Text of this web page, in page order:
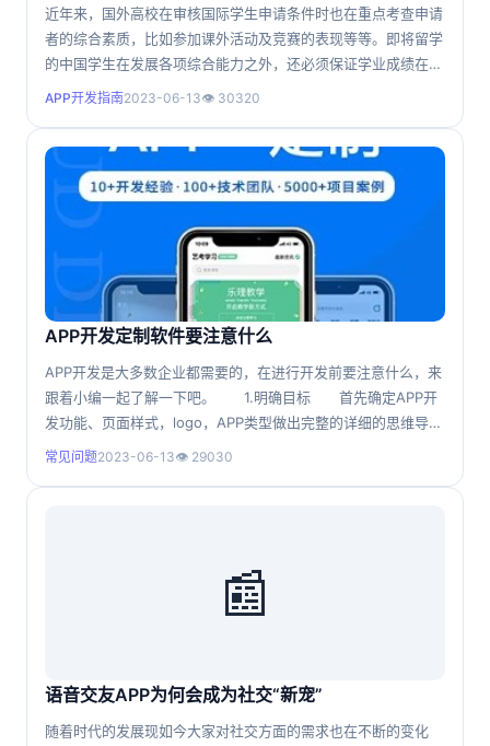
近年来，国外高校在审核国际学生申请条件时也在重点考查申请
者的综合素质，比如参加课外活动及竞赛的表现等等。即将留学
的中国学生在发展各项综合能力之外，还必须保证学业成绩在较
高水平，比如努力提高GPA分数。不少学生会问，分数是否有那
发表了美国宾夕法尼亚大学沃顿商学院教授亚当·格兰特的文
章，其在
APP开发指南2023-06-13👁 30320
APP开发定制软件要注意什么
APP开发是大多数企业都需要的，在进行开发前要注意什么，来
跟着小编一起了解一下吧。 1.明确目标 首先确定APP开
发功能、页面样式，logo，APP类型做出完整的详细的思维导
图，便于后期开发的明确性。 2.分析用户需求 APP开发
常见问题2023-06-13👁 29030
📰
语音交友APP为何会成为社交“新宠”
随着时代的发展现如今大家对社交方面的需求也在不断的变化